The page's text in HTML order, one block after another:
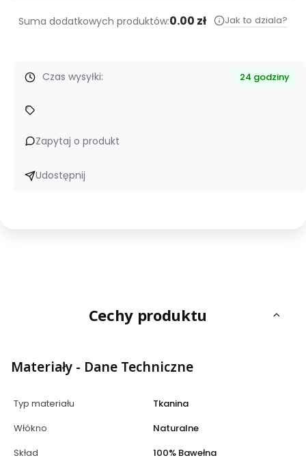
Suma dodatkowych produktów:0.00 zł Jak to dziala?
Czas wysyłki: 24 godziny
Zapytaj o produkt
Udostępnij
Cechy produktu
Materiały - Dane Techniczne
Typ materiału
Tkanina
Włókno
Naturalne
Skład
100% Bawełna